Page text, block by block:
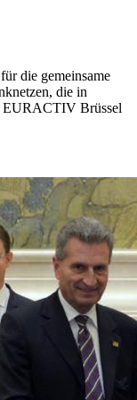
die gemeinsame
die in
EURACTIV Brüssel